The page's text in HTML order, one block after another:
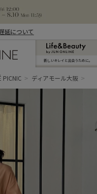
延について
新しいキレイと出合うために。
PICNIC ディアモール大阪